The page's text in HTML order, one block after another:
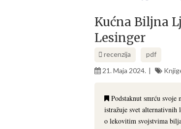
Kućna Biljna
Lesinger
recenzija
pdf
21. Maja 2024.
Podstaknut smrću
istražuje svet alternativnih
o lekovitim svojstvima